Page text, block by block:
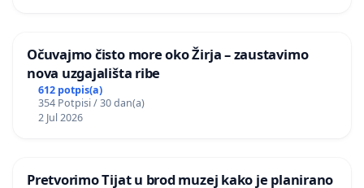
Očuvajmo čisto more oko Žirja – zaustavimo
nova uzgajališta ribe
612 potpis(a)
354 Potpisi / 30 dan(a)
2 Jul 2026
Pretvorimo Tijat u brod muzej kako je planirano